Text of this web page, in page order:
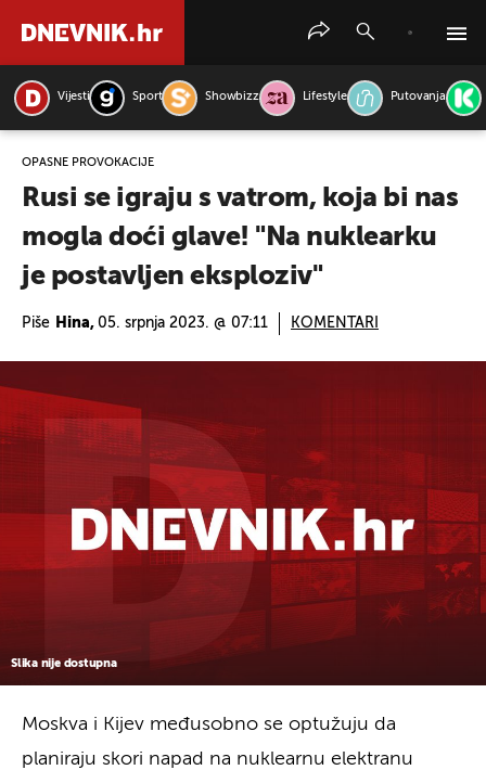
Vijesti Sport Showbizz Lifestyle Putovanja
OPASNE PROVOKACIJE
Rusi se igraju s vatrom, koja bi nas
mogla doći glave! "Na nuklearku
je postavljen eksploziv"
Piše Hina, 05. srpnja 2023. @ 07:11 KOMENTARI
Slika nije dostupna
Moskva i Kijev međusobno se optužuju da
planiraju skori napad na nuklearnu elektranu
PRETRAŽITE VIJESTI